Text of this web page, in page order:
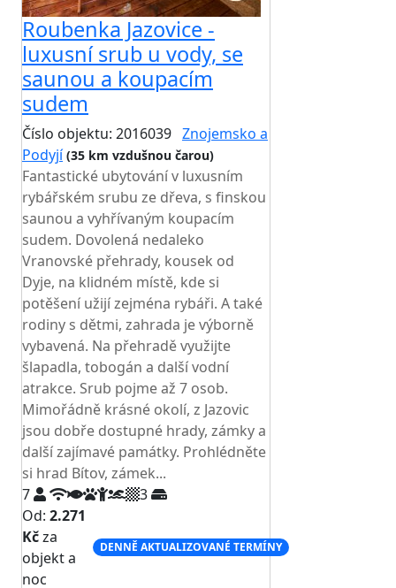
Roubenka Jazovice -
luxusní srub u vody, se
saunou a koupacím
sudem
Číslo objektu: 2016039 Znojemsko a
Podyjí (35 km vzdušnou čarou)
Fantastické ubytování v luxusním
rybářském srubu ze dřeva, s finskou
saunou a vyhřívaným koupacím
sudem. Dovolená nedaleko
Vranovské přehrady, kousek od
Dyje, na klidném místě, kde si
potěšení užijí zejména rybáři. A také
rodiny s dětmi, zahrada je výborně
vybavená. Na přehradě využijte
šlapadla, tobogán a další vodní
atrakce. Srub pojme až 7 osob.
Mimořádně krásné okolí, z Jazovic
jsou dobře dostupné hrady, zámky a
další zajímavé památky. Prohlédněte
si hrad Bítov, zámek...
7
3
Od: 2.271
Kčza
objekt a
noc
DENNĚ AKTUALIZOVANÉ TERMÍNY